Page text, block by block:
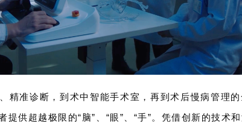
精准诊断，到术中智能手术室，再到术后慢病管理
提供超越极限的“脑”、“眼”、“手”。凭借创新的技术